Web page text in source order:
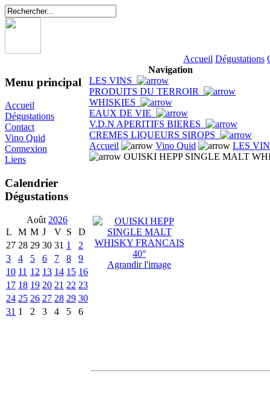
Accueil Dégustations
Menu principal
Accueil
Dégustations
Contact
Vino Quid
Connexion
Liens
Calendrier
Dégustations
Août 2026
L
M M J V S
D
27 28 29 30 31 1
2
3
4 5 6 7 8
9
10 11 12 13 14 15 16
17 18 19 20 21 22 23
24 25 26 27 28 29 30
31 1 2 3 4 5 6
Navigation
LES VINS
PRODUITS DU TERROIR
WHISKIES
EAUX DE VIE
V.D.N APERITIFS BIERES
CREMES LIQUEURS SIROPS
Accueil
Vino Quid
LES
OUISKI HEPP SINGLE MALT
Agrandir l'image